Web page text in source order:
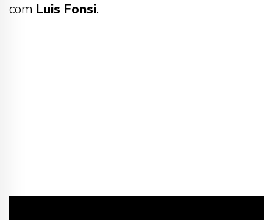
com Luis Fonsi.